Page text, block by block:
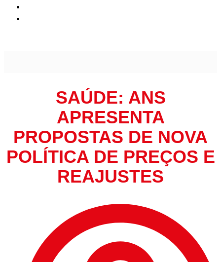
SAÚDE: ANS
APRESENTA
PROPOSTAS DE NOVA
POLÍTICA DE PREÇOS E
REAJUSTES